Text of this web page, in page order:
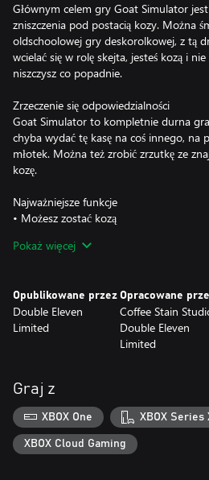
Głównym celem gry Goat Simulator
zniszczenia pod postacią kozy. Można
oldschoolowej gry deskorolkowej, z tą
wcielać się w rolę skejta, jesteś kozą i
niszczysz co popadnie.
Zrzeczenie się odpowiedzialności
Goat Simulator to kompletnie durna
chyba wydać tę kasę na coś innego, na
młotek. Można też zrobić zrzutkę ze
kozę.
Najważniejsze funkcje
• Możesz zostać kozą
przechwalasz się przed znajomymi
Pokaż więcej
Opublikowane przez
Double Eleven
Limited
Opracowane
Coffee Stain
Double Eleven
Limited
Graj z
XBOX One XBOX Series
XBOX Cloud Gaming